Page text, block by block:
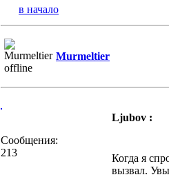
в начало
Murmeltier
Сообщения:
213
Ljubov :
Когда я
вызвал.